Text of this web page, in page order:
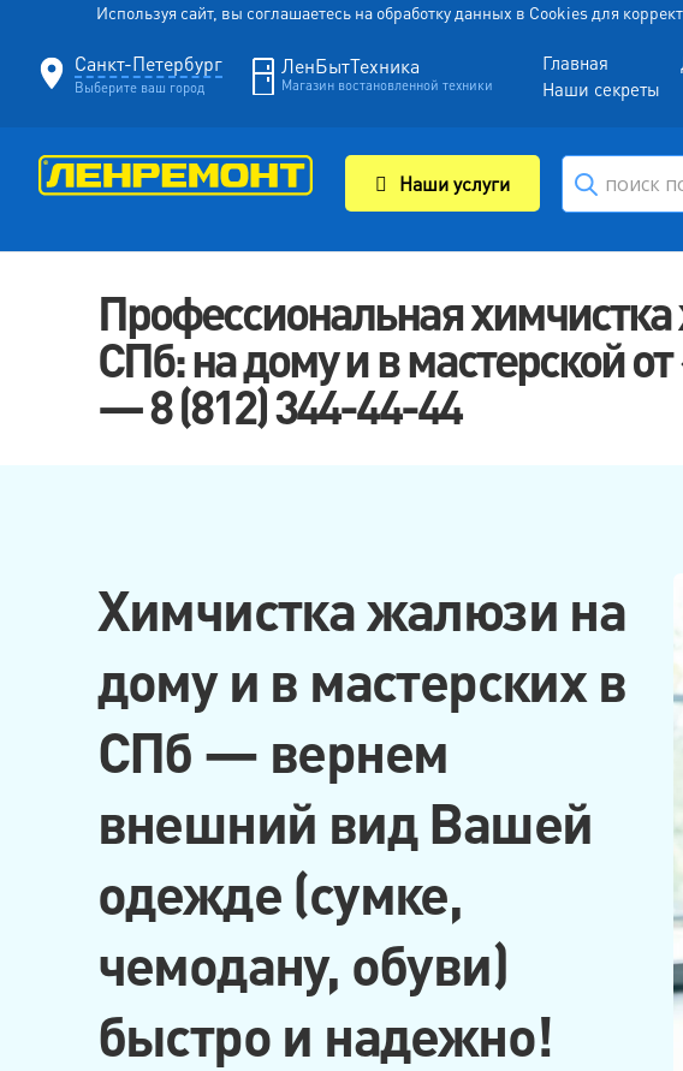
Используя сайт, вы соглашаетесь на обработку данных в Cookies для
Санкт-Петербург
Выберите ваш город
ЛенБытТехника
Магазин востановленной техники
Главная
Наши секреты
Наши услуги
Профессиональная
СПб: на дому и в мастерской
— 8 (812) 344-44-44
Химчистка жалюзи на
дому и в мастерских в
СПб — вернем
внешний вид Вашей
одежде (сумке,
чемодану, обуви)
быстро и надежно!